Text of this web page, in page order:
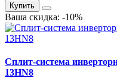
Купить
Ваша скидка: -10%
Сплит-система
13HN8